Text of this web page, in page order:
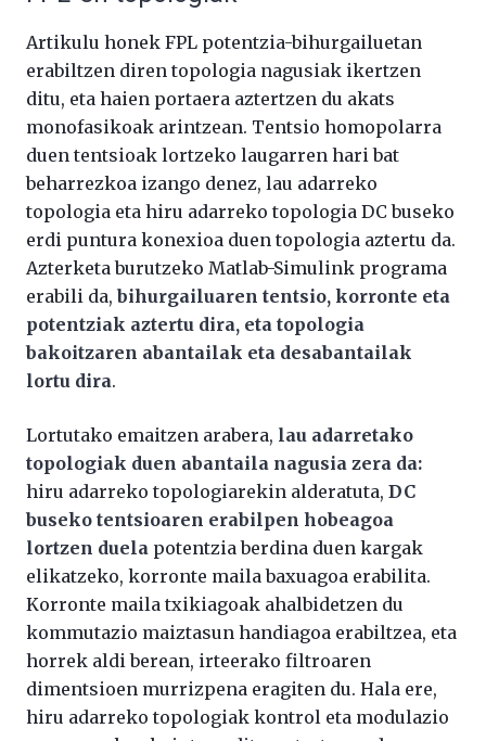
Artikulu honek FPL potentzia-bihurgailuetan
erabiltzen diren topologia nagusiak ikertzen
ditu, eta haien portaera aztertzen du akats
monofasikoak arintzean. Tentsio homopolarra
duen tentsioak lortzeko laugarren hari bat
beharrezkoa izango denez, lau adarreko
topologia eta hiru adarreko topologia DC buseko
erdi puntura konexioa duen topologia aztertu da.
Azterketa burutzeko Matlab-Simulink programa
erabili da,bihurgailuaren tentsio, korronte eta
potentziak aztertu dira, eta topologia
bakoitzaren abantailak eta desabantailak
lortu dira.
Lortutako emaitzen arabera, lau adarretako
topologiak duen abantaila nagusia zera da:
hiru adarreko topologiarekin alderatuta, DC
buseko tentsioaren erabilpen hobeagoa
lortzen duela potentzia berdina duen kargak
elikatzeko, korronte maila baxuagoa erabilita.
Korronte maila txikiagoak ahalbidetzen du
kommutazio maiztasun handiagoa erabiltzea, eta
horrek aldi berean, irteerako filtroaren
dimentsioen murrizpena eragiten du. Hala ere,
hiru adarreko topologiak kontrol eta modulazio